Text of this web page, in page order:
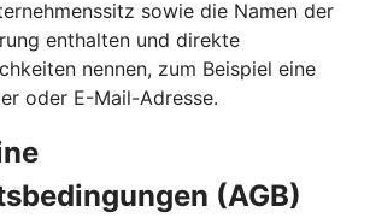
sowie die Namen der
enthalten und direkte
nennen, zum Beispiel eine
oder E-Mail-Adresse.
(AGB)